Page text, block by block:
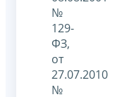
№
129-
ФЗ,
от
27.07.2010
№